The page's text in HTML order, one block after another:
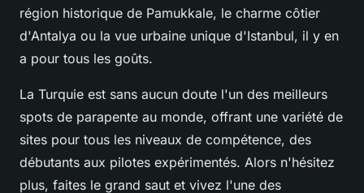
région historique de Pamukkale, le charme côtier
d'Antalya ou la vue urbaine unique d'Istanbul, il y en
a pour tous les goûts.
La Turquie est sans aucun doute l'un des meilleurs
spots de parapente au monde, offrant une variété de
sites pour tous les niveaux de compétence, des
débutants aux pilotes expérimentés. Alors n'hésitez
plus, faites le grand saut et vivez l'une des